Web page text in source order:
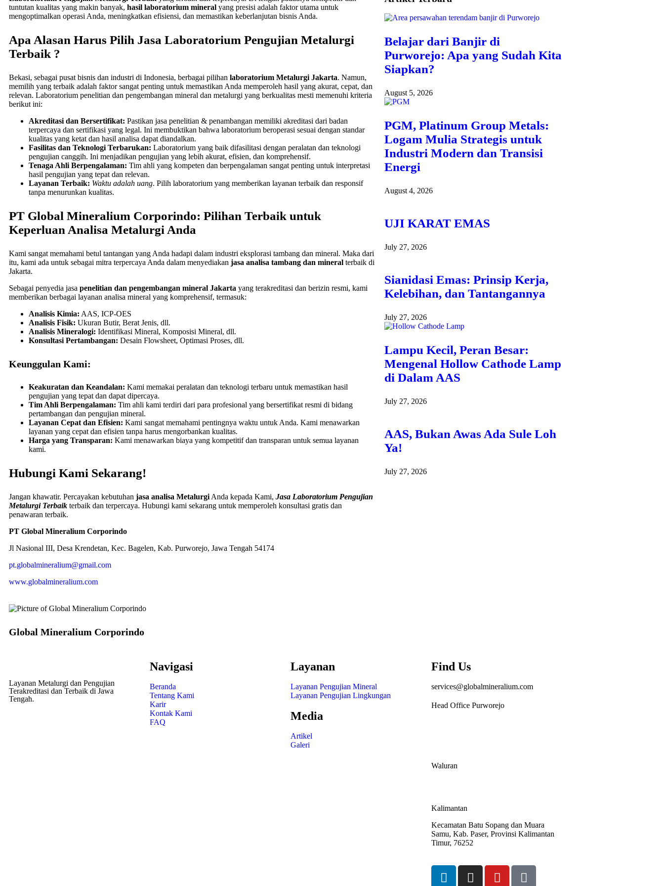
tuntutan kualitas yang makin banyak, hasil laboratorium mineral yang presisi adalah faktor utama untuk
mengoptimalkan operasi Anda, meningkatkan efisiensi, dan memastikan keberlanjutan bisnis Anda.
Apa Alasan Harus Pilih Jasa Laboratorium Pengujian Metalurgi
Terbaik ?
Bekasi, sebagai pusat bisnis dan industri di Indonesia, berbagai pilihan laboratorium Metalurgi Jakarta. Namun,
memilih yang terbaik adalah faktor sangat penting untuk memastikan Anda memperoleh hasil yang akurat, cepat, dan
relevan. Laboratorium penelitian dan pengembangan mineral dan metalurgi yang berkualitas mesti memenuhi kriteria
berikut ini:
Akreditasi dan Bersertifikat: Pastikan jasa penelitian & penambangan memiliki akreditasi dari badan
terpercaya dan sertifikasi yang legal. Ini membuktikan bahwa laboratorium beroperasi sesuai dengan standar
kualitas yang ketat dan hasil analisa dapat diandalkan.
Fasilitas dan Teknologi Terbarukan: Laboratorium yang baik difasilitasi dengan peralatan dan teknologi
pengujian canggih. Ini menjadikan pengujian yang lebih akurat, efisien, dan komprehensif.
Tenaga Ahli Berpengalaman: Tim ahli yang kompeten dan berpengalaman sangat penting untuk interpretasi
hasil pengujian yang tepat dan relevan.
Layanan Terbaik: Waktu adalah uang. Pilih laboratorium yang memberikan layanan terbaik dan responsif
tanpa menurunkan kualitas.
PT Global Mineralium Corporindo: Pilihan Terbaik untuk
Keperluan Analisa Metalurgi Anda
Kami sangat memahami betul tantangan yang Anda hadapi dalam industri eksplorasi tambang dan mineral. Maka dari
itu, kami ada untuk sebagai mitra terpercaya Anda dalam menyediakan jasa analisa tambang dan mineral terbaik di
Jakarta.
Sebagai penyedia jasa penelitian dan pengembangan mineral Jakarta yang terakreditasi dan berizin resmi, kami
memberikan berbagai layanan analisa mineral yang komprehensif, termasuk:
Analisis Kimia: AAS, ICP-OES
Analisis Fisik: Ukuran Butir, Berat Jenis, dll.
Analisis Mineralogi: Identifikasi Mineral, Komposisi Mineral, dll.
Konsultasi Pertambangan: Desain Flowsheet, Optimasi Proses, dll.
Keunggulan Kami:
Keakuratan dan Keandalan: Kami memakai peralatan dan teknologi terbaru untuk memastikan hasil
pengujian yang tepat dan dapat dipercaya.
Tim Ahli Berpengalaman: Tim ahli kami terdiri dari para profesional yang bersertifikat resmi di bidang
pertambangan dan pengujian mineral.
Layanan Cepat dan Efisien: Kami sangat memahami pentingnya waktu untuk Anda. Kami menawarkan
layanan yang cepat dan efisien tanpa harus mengorbankan kualitas.
Harga yang Transparan: Kami menawarkan biaya yang kompetitif dan transparan untuk semua layanan
kami.
Hubungi Kami Sekarang!
Jangan khawatir. Percayakan kebutuhan jasa analisa Metalurgi Anda kepada Kami, Jasa Laboratorium Pengujian
Metalurgi Terbaik terbaik dan terpercaya. Hubungi kami sekarang untuk memperoleh konsultasi gratis dan
penawaran terbaik.
PT Global Mineralium Corporindo
Jl Nasional III, Desa Krendetan, Kec. Bagelen, Kab. Purworejo, Jawa Tengah 54174
pt.globalmineralium@gmail.com
www.globalmineralium.com
Global Mineralium Corporindo
Belajar dari Banjir di
Purworejo: Apa yang Sudah Kita
Siapkan?
August 5, 2026
PGM, Platinum Group Metals:
Logam Mulia Strategis untuk
Industri Modern dan Transisi
Energi
August 4, 2026
UJI KARAT EMAS
July 27, 2026
Sianidasi Emas: Prinsip Kerja,
Kelebihan, dan Tantangannya
July 27, 2026
Lampu Kecil, Peran Besar:
Mengenal Hollow Cathode Lamp
di Dalam AAS
July 27, 2026
AAS, Bukan Awas Ada Sule Loh
Ya!
July 27, 2026
Layanan Metalurgi dan Pengujian
Terakreditasi dan Terbaik di Jawa
Tengah.
Navigasi
Beranda
Tentang Kami
Karir
Kontak Kami
FAQ
Layanan
Layanan Pengujian Mineral
Layanan Pengujian Lingkungan
Media
Artikel
Galeri
Find Us
services@globalmineralium.com
Head Office Purworejo
Waluran
Kalimantan
Kecamatan Batu Sopang dan Muara
Samu, Kab. Paser, Provinsi Kalimantan
Timur, 76252